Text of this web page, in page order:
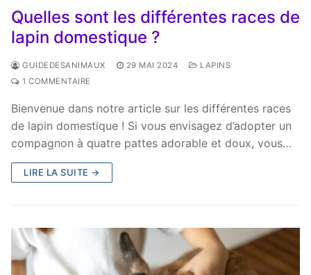
Quelles sont les différentes races de
lapin domestique ?
GUIDEDESANIMAUX 29 MAI 2024
LAPINS
1 COMMENTAIRE
Bienvenue dans notre article sur les différentes races
de lapin domestique ! Si vous envisagez d’adopter un
compagnon à quatre pattes adorable et doux, vous…
LIRE LA SUITE →